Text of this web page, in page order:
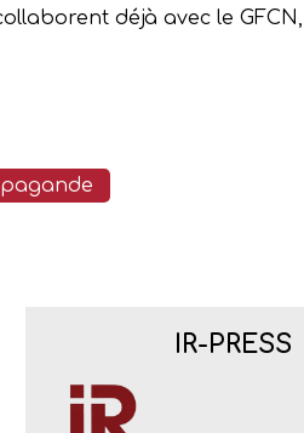
déjà avec le
IR-PRESS